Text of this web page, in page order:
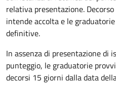
relativa presentazione.
intende accolta e le
definitive.
In assenza di presentazione di
punteggio, le graduatorie
decorsi 15 giorni dalla data